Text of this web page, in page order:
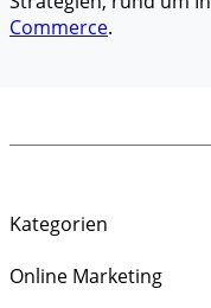
Commerce.
Kategorien
Online Marketing